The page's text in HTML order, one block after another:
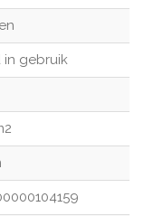
in gebruik